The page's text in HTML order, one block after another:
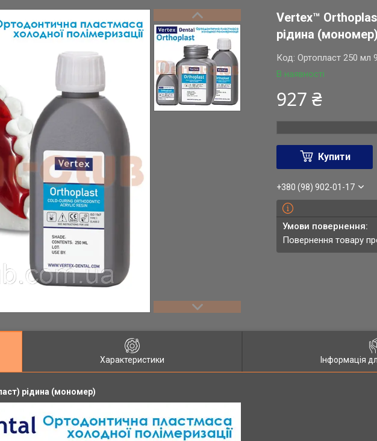
Vertex™
рідина (мономер)
В наявності
Код:Ортопласт 250 мл
927 ₴
Купити
+380 (98) 902-01-17
повернення товару
Характеристики Інформація
рідина (мономер)